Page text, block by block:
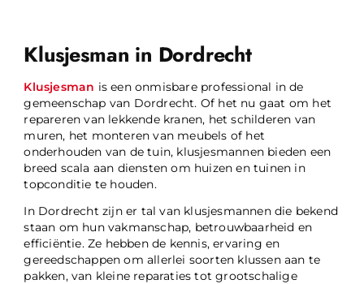
Klusjesman in Dordrecht
Klusjesman is een onmisbare professional in de
gemeenschap van Dordrecht. Of het nu gaat om het
repareren van lekkende kranen, het schilderen van
muren, het monteren van meubels of het
onderhouden van de tuin, klusjesmannen bieden een
breed scala aan diensten om huizen en tuinen in
topconditie te houden.
In Dordrecht zijn er tal van klusjesmannen die bekend
staan om hun vakmanschap, betrouwbaarheid en
efficiëntie. Ze hebben de kennis, ervaring en
gereedschappen om allerlei soorten klussen aan te
pakken, van kleine reparaties tot grootschalige